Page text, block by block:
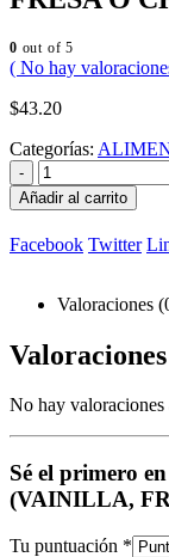
0 out of 5
( No hay
$43.20
Categorías:
-
Añadir al carrito
Facebook Twitter
Valoraciones
Valoraciones
No hay valoraciones
Sé el primero
(VAINILLA,
Tu puntuación *